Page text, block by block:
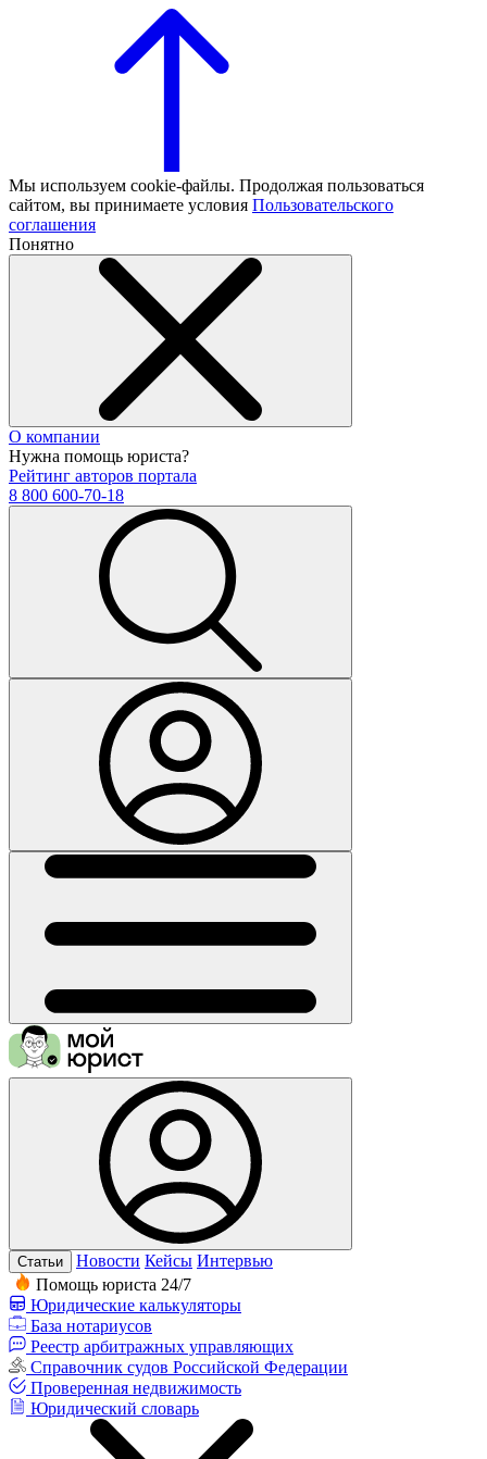
Мы используем cookie-файлы. Продолжая пользоваться
сайтом, вы принимаете условия Пользовательского
соглашения
Понятно
О компании
Нужна помощь юриста?
Рейтинг авторов портала
8 800 600-70-18
Статьи Новости Кейсы Интервью
Помощь юриста 24/7
Юридические калькуляторы
База нотариусов
Реестр арбитражных управляющих
Справочник судов Российской Федерации
Проверенная недвижимость
Юридический словарь